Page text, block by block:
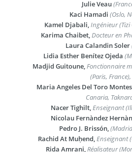
Julie Veau
Kaci Hamadi (Oslo,
Kamel Djabali,Ingénieur (Tizi
Karima Chaibet,Docteur en
Laura Calandin Soler
Lidia Esther Benítez Ojeda
Madjid Guitoune,Fonctionnaire
(Paris, France),
Maria Angeles Del Toro
Canaria,
Nacer Tighilt,Enseignant
Nicolau Fernàndez
Pedro J. Brissón,
Rachid At Muḥend,Enseignant
Rida Amrani,Réalisateur